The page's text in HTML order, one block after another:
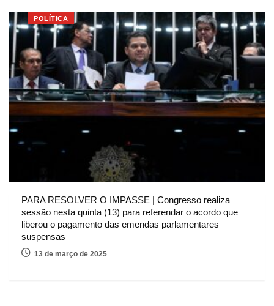
POLÍTICA
PARA RESOLVER O IMPASSE | Congresso realiza
sessão nesta quinta (13) para referendar o acordo que
liberou o pagamento das emendas parlamentares
suspensas
13 de março de 2025